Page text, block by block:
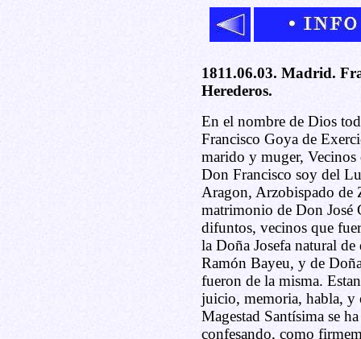
1811.06.03. Madrid.
Herederos.
En el nombre de Dios
Francisco Goya de
marido y muger, Vecinos
Don Francisco soy del
Aragon, Arzobispado
matrimonio de Don José
difuntos, vecinos que
la Doña Josefa natural
Ramón Bayeu, y de
fueron de la misma.
juicio, memoria, habla, y
Magestad Santísima se
confesando, como